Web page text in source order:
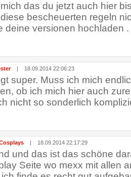
das du jetzt auch hier
bescheuerten regeln
deine versionen hochladen .
| 18.09.2014 22:06:23
super. Muss ich mich
ob ich mich hier auch
nicht so sonderlich
| 18.09.2014 22:17:29
und das ist das schöne
Seite wo mexx mit allen